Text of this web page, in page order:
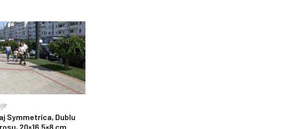
Symmetrica, Dublu
rosu, 20×16.5×8 cm